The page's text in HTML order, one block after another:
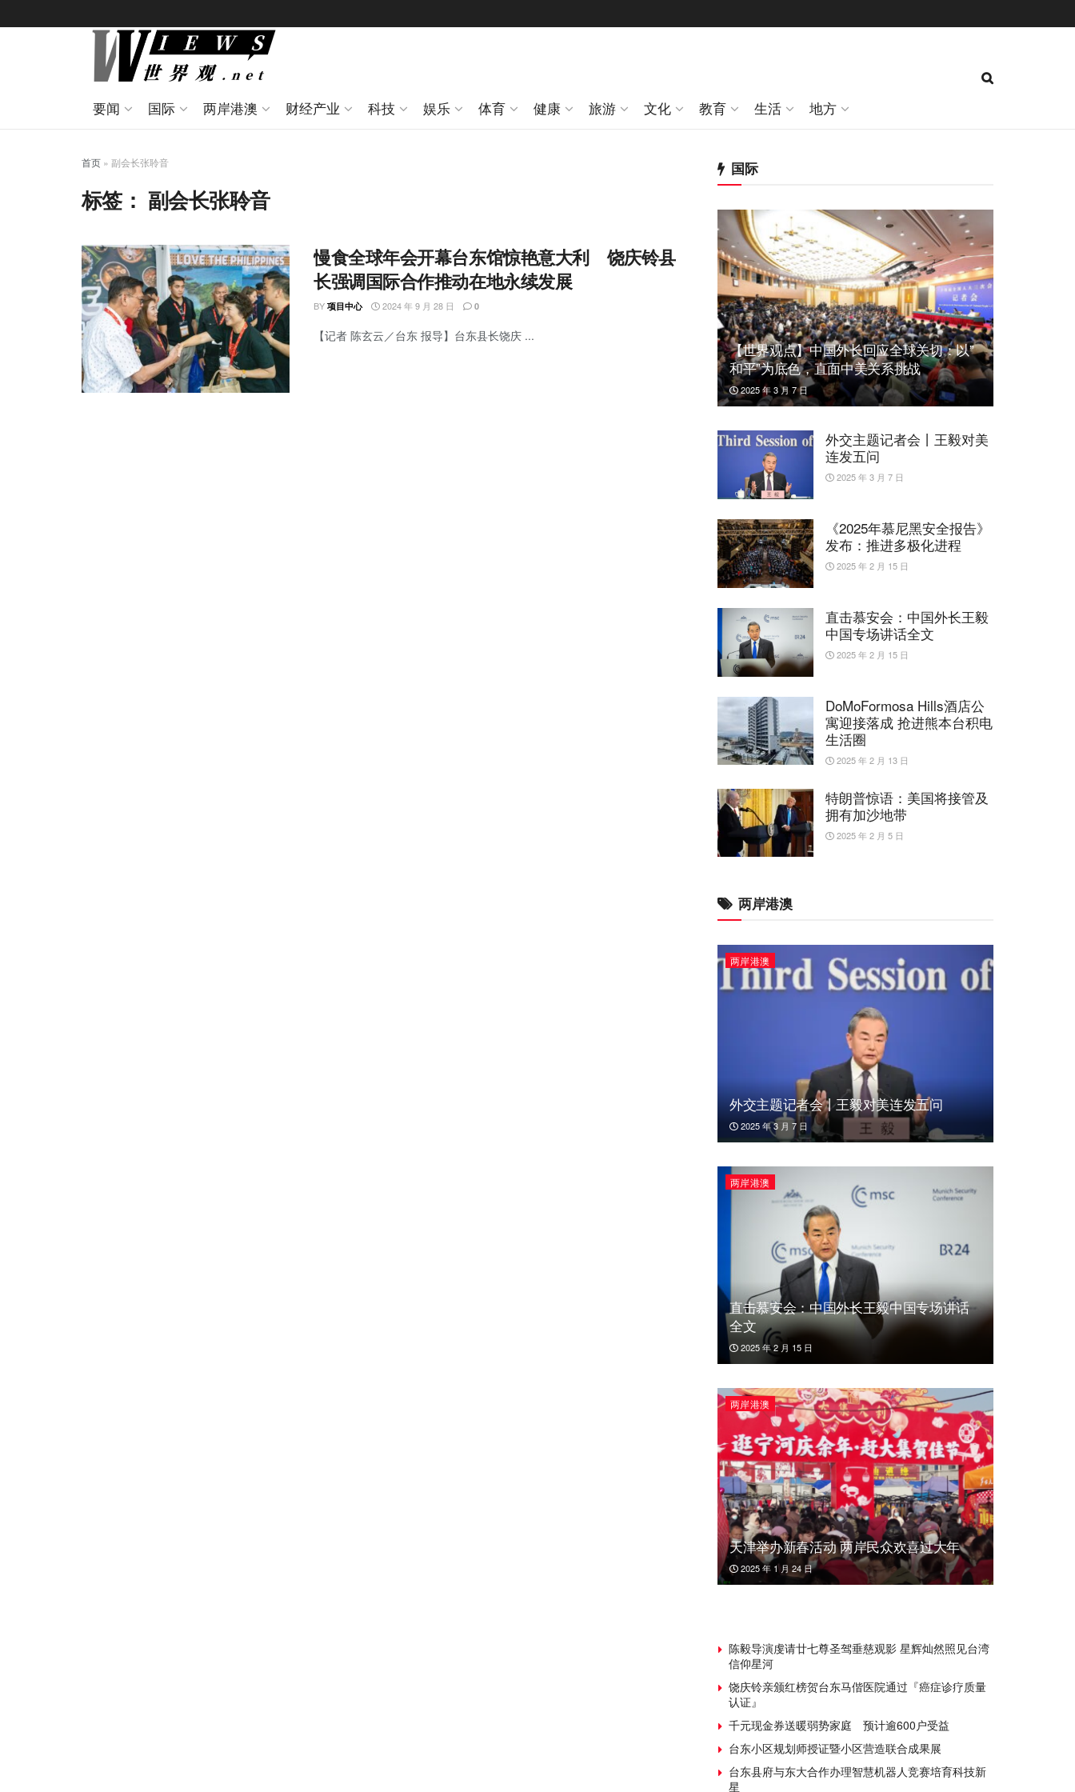
要闻 国际 两岸港澳 财经产业 科技 娱乐 体育 健康 旅游 文化 教育 生活 地方
首页 » 副会长张聆音
标签： 副会长张聆音
慢食全球年会开幕台东馆惊艳意大利 饶庆铃县
长强调国际合作推动在地永续发展
BY 项目中心 2024 年 9 月 28 日 0
【记者 陈玄云／台东 报导】台东县长饶庆 ...
国际
【世界观点】中国外长回应全球关切：以”
和平”为底色，直面中美关系挑战
2025 年 3 月 7 日
外交主题记者会丨王毅对美
连发五问
2025 年 3 月 7 日
《2025年慕尼黑安全报告》
发布：推进多极化进程
2025 年 2 月 15 日
直击慕安会：中国外长王毅
中国专场讲话全文
2025 年 2 月 15 日
DoMoFormosa Hills酒店公
寓迎接落成 抢进熊本台积电
生活圈
2025 年 2 月 13 日
特朗普惊语：美国将接管及
拥有加沙地带
2025 年 2 月 5 日
两岸港澳
两岸港澳
外交主题记者会丨王毅对美连发五问
2025 年 3 月 7 日
两岸港澳
直击慕安会：中国外长王毅中国专场讲话
全文
2025 年 2 月 15 日
两岸港澳
天津举办新春活动 两岸民众欢喜过大年
2025 年 1 月 24 日
陈毅导演虔请廿七尊圣驾垂慈观影 星辉灿然照见台湾
信仰星河
饶庆铃亲颁红榜贺台东马偕医院通过『癌症诊疗质量
认证』
千元现金券送暖弱势家庭 预计逾600户受益
台东小区规划师授证暨小区营造联合成果展
台东县府与东大合作办理智慧机器人竞赛培育科技新
星